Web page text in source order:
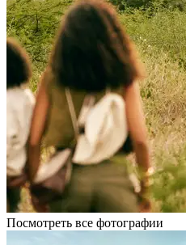
Посмотреть все фотографии